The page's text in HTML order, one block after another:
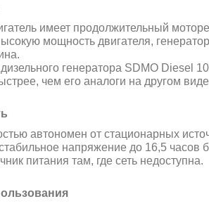
имеет продолжительный
мощность двигателя,
дизельного генератора SDMO Diesel
чем его аналоги на другом
автономен от стационарных
напряжение до 16,5 часов
питания там, где сеть недоступна.